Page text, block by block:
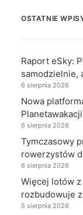
OSTATNIE
Raport eSky:
samodzielnie,
6 sierpnia 2026
Nowa
6 sierpnia 2026
Tymczasowy
rowerzystów
6 sierpnia 2026
Więcej lotów
rozbudowuje
5 sierpnia 2026